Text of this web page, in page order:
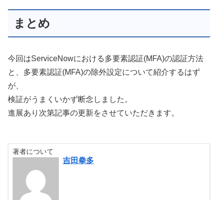
まとめ
今回はServiceNowにおける多要素認証(MFA)の認証方法
と、多要素認証(MFA)の除外設定について紹介するはず
が、
検証がうまくいかず断念しました。
進展あり次第記事の更新をさせていただきます。
著者について
吉田拳多